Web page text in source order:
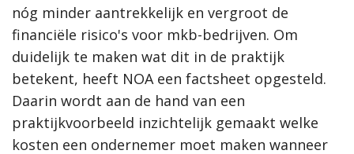
nóg minder aantrekkelijk en vergroot de
financiële risico's voor mkb-bedrijven. Om
duidelijk te maken wat dit in de praktijk
betekent, heeft NOA een factsheet opgesteld.
Daarin wordt aan de hand van een
praktijkvoorbeeld inzichtelijk gemaakt welke
kosten een ondernemer moet maken wanneer